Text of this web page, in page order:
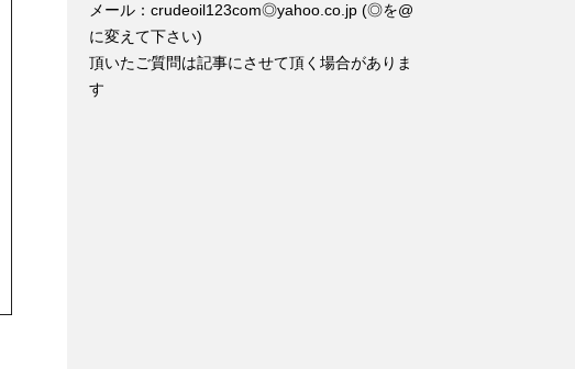
メール：crudeoil123com◎yahoo.co.jp (◎を@
に変えて下さい)
頂いたご質問は記事にさせて頂く場合がありま
す